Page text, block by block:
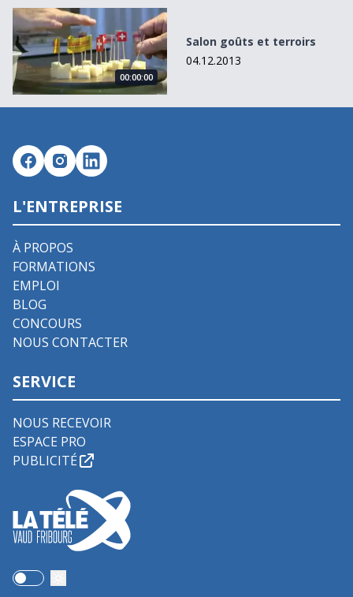
Salon goûts et terroirs
00:00:00
Salon goûts et terroirs
04.12.2013
L'ENTREPRISE
À PROPOS
FORMATIONS
EMPLOI
BLOG
CONCOURS
NOUS CONTACTER
SERVICE
NOUS RECEVOIR
ESPACE PRO
PUBLICITÉ
Use setting